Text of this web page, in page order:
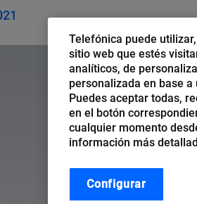
Telefónica puede
sitio web que estés
analíticos, de
personalizada en base
Puedes aceptar todas,
en el botón
cualquier momento
información más
Configurar